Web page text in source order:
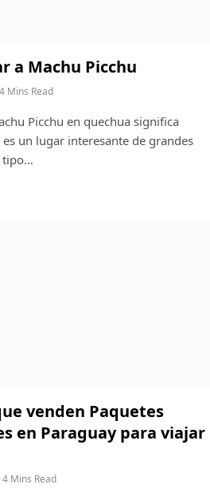
a Machu Picchu
4 Mins Read
Picchu en quechua significa
es un lugar interesante de grandes
tipo…
venden Paquetes
en Paraguay para viajar
4 Mins Read